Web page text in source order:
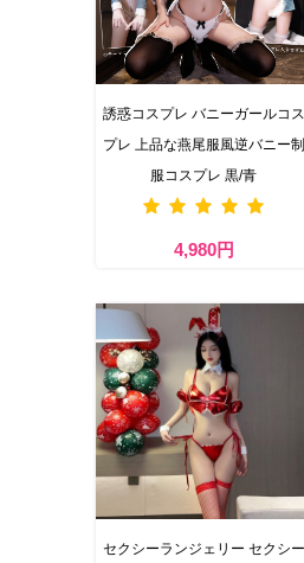
誘惑コスプレ バニーガールコス
プレ 上品な燕尾服風逆バニー制
服コスプレ 黒/青
4,980円
セクシーランジェリー セクシー